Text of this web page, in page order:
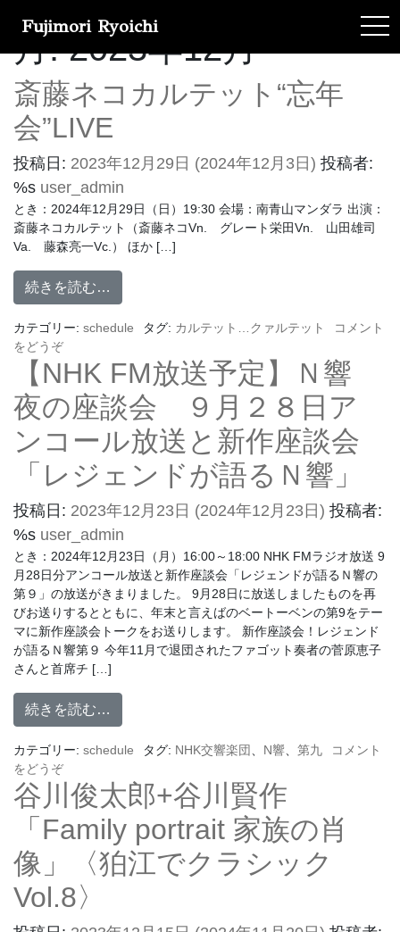
Fujimori Ryoichi
月:2023年12月
斎藤ネコカルテット“忘年
会”LIVE
投稿日: 2023年12月29日 (2024年12月3日) 投稿者:
%s user_admin
とき：2024年12月29日（日）19:30 会場：南青山マンダラ 出演：
斎藤ネコカルテット（斎藤ネコVn. グレート栄田Vn. 山田雄司
Va. 藤森亮一Vc.） ほか […]
続きを読む…
カテゴリー: schedule タグ: カルテット…クァルテット
コメント
をどうぞ
【NHK FM放送予定】Ｎ響
夜の座談会 ９月２８日ア
ンコール放送と新作座談会
「レジェンドが語るＮ響」
投稿日: 2023年12月23日 (2024年12月23日) 投稿者:
%s user_admin
とき：2024年12月23日（月）16:00～18:00 NHK FMラジオ放送 9
月28日分アンコール放送と新作座談会「レジェンドが語るＮ響の
第９」の放送がきまりました。 9月28日に放送しましたものを再
びお送りするとともに、年末と言えばのベートーベンの第9をテー
マに新作座談会トークをお送りします。 新作座談会！レジェンド
が語るＮ響第９ 今年11月で退団されたファゴット奏者の菅原恵子
さんと首席チ […]
続きを読む…
カテゴリー: schedule タグ: NHK交響楽団 N響 第九
コメント
をどうぞ
谷川俊太郎+谷川賢作
「Family portrait 家族の肖
像」〈狛江でクラシック
Vol.8〉